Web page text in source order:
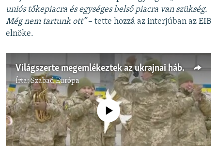
uniós tőkepiacra és egységes belső piacra van szükség.
Még nem tartunk ott”– tette hozzá az interjúban az EIB
elnöke.
Világszerte megemlékeztek az ukrajnai háború kitörésének első évfordulójáról
Írta:Szabad Európa
Jelenleg nincs elérhető tartalom